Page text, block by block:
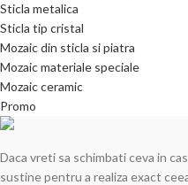
Sticla metalica
Sticla tip cristal
Mozaic din sticla si piatra
Mozaic materiale speciale
Mozaic ceramic
Promo
Daca vreti sa schimbati ceva in
sustine pentru a realiza exact